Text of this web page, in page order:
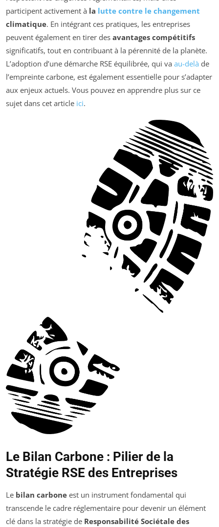
participent activement à la lutte contre le changement
climatique. En intégrant ces pratiques, les entreprises
peuvent également en tirer des avantages compétitifs
significatifs, tout en contribuant à la pérennité de la planète.
L’adoption d’une démarche RSE équilibrée, qui va au-delà de
l’empreinte carbone, est également essentielle pour s’adapter
aux enjeux actuels. Vous pouvez en apprendre plus sur ce
sujet dans cet article ici.
Le Bilan Carbone : Pilier de la
Stratégie RSE des Entreprises
Le bilan carbone est un instrument fondamental qui
transcende le cadre réglementaire pour devenir un élément
clé dans la stratégie de Responsabilité Sociétale des